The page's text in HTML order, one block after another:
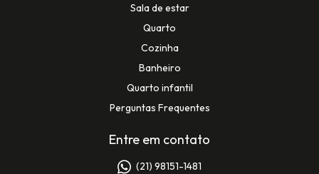
Sala de estar
Quarto
Cozinha
Banheiro
Quarto infantil
Perguntas Frequentes
Entre em contato
(21) 98151-1481